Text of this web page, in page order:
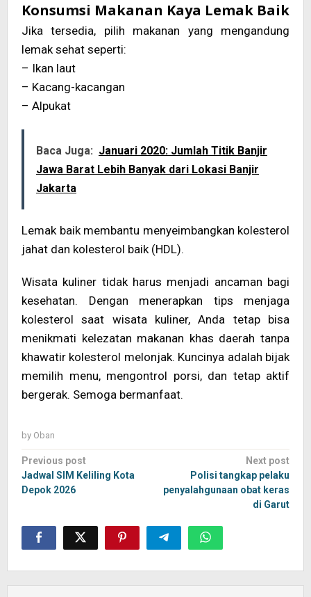
Konsumsi Makanan Kaya Lemak Baik
Jika tersedia, pilih makanan yang mengandung
lemak sehat seperti:
– Ikan laut
– Kacang-kacangan
– Alpukat
Baca Juga: Januari 2020: Jumlah Titik Banjir
Jawa Barat Lebih Banyak dari Lokasi Banjir
Jakarta
Lemak baik membantu menyeimbangkan kolesterol
jahat dan kolesterol baik (HDL).
Wisata kuliner tidak harus menjadi ancaman bagi
kesehatan. Dengan menerapkan tips menjaga
kolesterol saat wisata kuliner, Anda tetap bisa
menikmati kelezatan makanan khas daerah tanpa
khawatir kolesterol melonjak. Kuncinya adalah bijak
memilih menu, mengontrol porsi, dan tetap aktif
bergerak. Semoga bermanfaat.
by Oban
Post
navigation
Previous post
Jadwal SIM Keliling Kota
Depok 2026
Next post
Polisi tangkap pelaku
penyalahgunaan obat keras
di Garut